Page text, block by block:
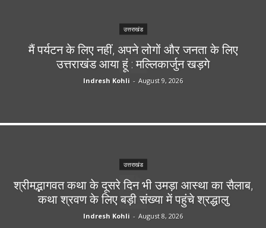
उत्तराखंड
मैं पर्यटन के लिए नहीं, अपने लोगों और जनता के लिए
उत्तराखंड आया हूं : मल्लिकार्जुन खड़गे
Indresh Kohli - August 9, 2026
उत्तराखंड
श्रीमद्भागवत कथा के दूसरे दिन भी उमड़ा आस्था का सैलाब,
कथा श्रवण के लिए बड़ी संख्या में पहुंचे श्रद्धालु
Indresh Kohli - August 8, 2026